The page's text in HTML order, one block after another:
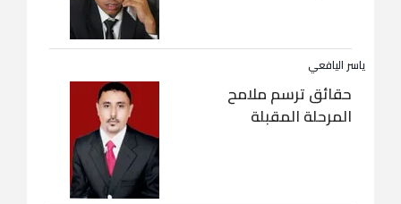
ياسر اليافعي
حقائق ترسم ملامح
المرحلة المقبلة